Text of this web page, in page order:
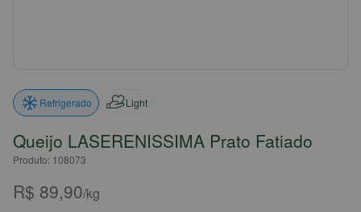
Refrigerado Light
Queijo LASERENISSIMA Prato Fatiado
Produto: 108073
R$ 89,90/kg